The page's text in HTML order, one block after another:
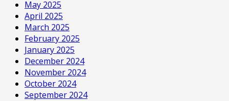
May 2025
April 2025
March 2025
February 2025
January 2025
December 2024
November 2024
October 2024
September 2024